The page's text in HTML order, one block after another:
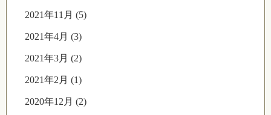
2021年11月 (5)
2021年4月 (3)
2021年3月 (2)
2021年2月 (1)
2020年12月 (2)